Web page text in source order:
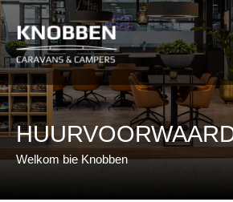
Ga
naar
de
inhoud
Welkom bie Knobben